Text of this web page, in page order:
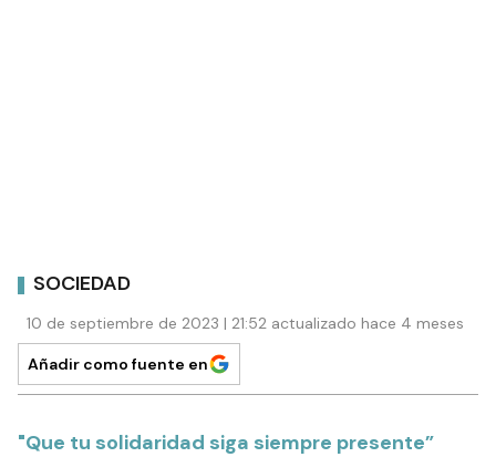
SOCIEDAD
10 de septiembre de 2023 | 21:52 actualizado hace 4 meses
Añadir como fuente en
"Que tu solidaridad siga siempre presente”